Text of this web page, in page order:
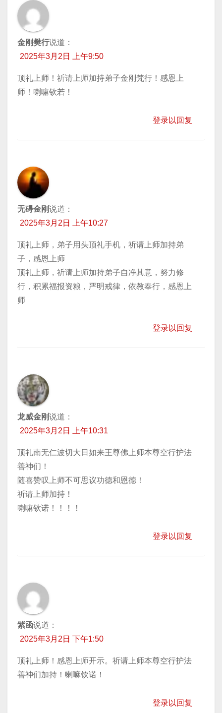
金刚樊行说道：
2025年3月2日 上午9:50
顶礼上师！祈请上师加持弟子金刚梵行！感恩上
师！喇嘛钦若！
登录以回复
无碍金刚说道：
2025年3月2日 上午10:27
顶礼上师，弟子用头顶礼手机，祈请上师加持弟
子，感恩上师
顶礼上师，祈请上师加持弟子自净其意，努力修
行，积累福报资粮，严明戒律，依教奉行，感恩上
师
登录以回复
龙威金刚说道：
2025年3月2日 上午10:31
顶礼南无仁波切大日如来王尊佛上师本尊空行护法
善神们！
随喜赞叹上师不可思议功德和恩德！
祈请上师加持！
喇嘛钦诺！！！！
登录以回复
紫函说道：
2025年3月2日 下午1:50
顶礼上师！感恩上师开示。祈请上师本尊空行护法
善神们加持！喇嘛钦诺！
登录以回复